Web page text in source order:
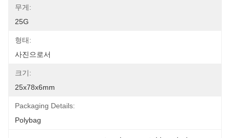
무게:
25G
형태:
사진으로서
크기:
25x78x6mm
Packaging Details:
Polybag